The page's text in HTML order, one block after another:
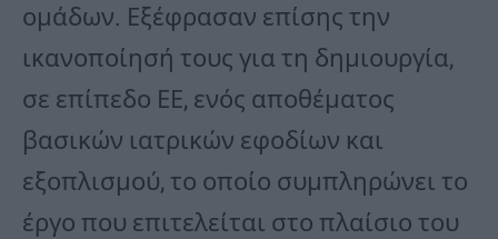
ομάδων. Εξέφρασαν επίσης την
ικανοποίησή τους για τη δημιουργία,
σε επίπεδο ΕΕ, ενός αποθέματος
βασικών ιατρικών εφοδίων και
εξοπλισμού, το οποίο συμπληρώνει το
έργο που επιτελείται στο πλαίσιο του